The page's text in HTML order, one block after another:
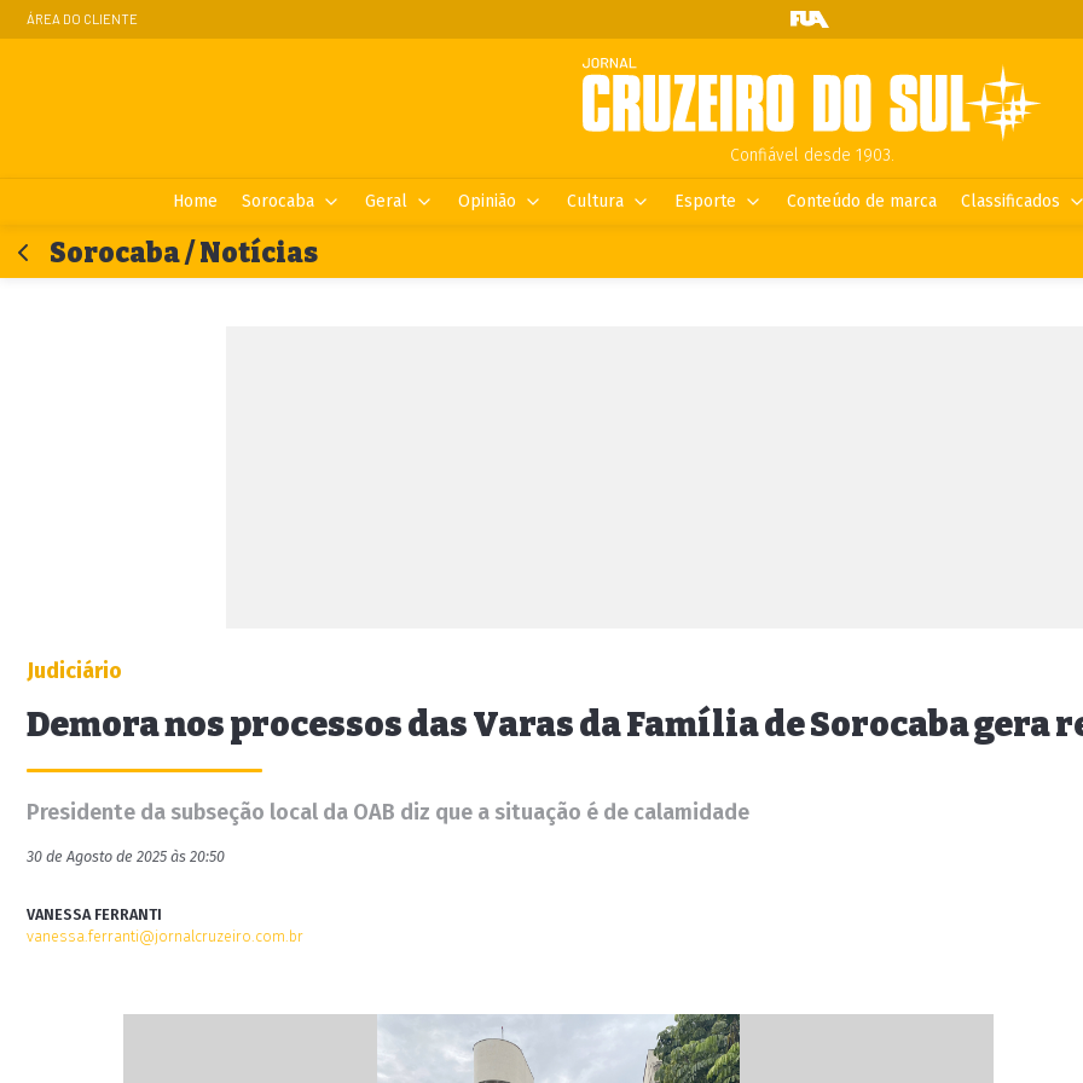
ÁREA DO CLIENTE
Confiável desde 1903.
Home Sorocaba Geral Opinião Cultura Esporte Conteúdo de marca Classificados
Sorocaba / Notícias
Judiciário
Demora nos processos das Varas da Família de Sorocaba gera
Presidente da subseção local da OAB diz que a situação é de calamidade
30 de Agosto de 2025 às 20:50
VANESSA FERRANTI
vanessa.ferranti@jornalcruzeiro.com.br